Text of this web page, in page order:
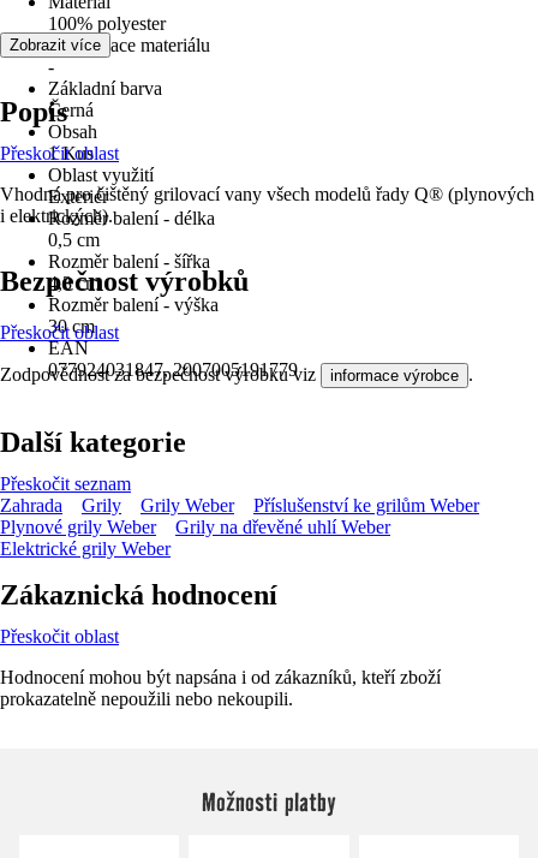
100% polyester
Specifikace materiálu
-
Základní barva
Černá
Obsah
1 Kus
Oblast využití
Exteriér
Rozměr balení - délka
0,5 cm
Rozměr balení - šířka
4,3 cm
Rozměr balení - výška
30 cm
EAN
077924031847, 2007005191779
Zobrazit více
Popis
Přeskočit oblast
Vhodná pro čištěný grilovací vany všech modelů řady Q® (plynových
i elektrických).
Bezpečnost výrobků
Přeskočit oblast
Zodpovědnost za bezpečnost výrobku viz informace výrobce .
Další kategorie
Přeskočit seznam
Zahrada
Grily Grily Weber
Příslušenství ke grilům Weber
Plynové grily Weber
Grily na dřevěné uhlí Weber
Elektrické grily Weber
Zákaznická hodnocení
Přeskočit oblast
Hodnocení mohou být napsána i od zákazníků, kteří zboží
prokazatelně nepoužili nebo nekoupili.
Možnosti platby